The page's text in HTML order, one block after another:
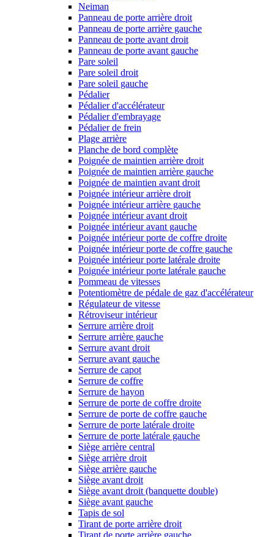
Neiman
Panneau de porte arrière droit
Panneau de porte arrière gauche
Panneau de porte avant droit
Panneau de porte avant gauche
Pare soleil
Pare soleil droit
Pare soleil gauche
Pédalier
Pédalier d'accélérateur
Pédalier d'embrayage
Pédalier de frein
Plage arrière
Planche de bord complète
Poignée de maintien arrière droit
Poignée de maintien arrière gauche
Poignée de maintien avant droit
Poignée intérieur arrière droit
Poignée intérieur arrière gauche
Poignée intérieur avant droit
Poignée intérieur avant gauche
Poignée intérieur porte de coffre droite
Poignée intérieur porte de coffre gauche
Poignée intérieur porte latérale droite
Poignée intérieur porte latérale gauche
Pommeau de vitesses
Potentiomètre de pédale de gaz d'accélérateur
Régulateur de vitesse
Rétroviseur intérieur
Serrure arrière droit
Serrure arrière gauche
Serrure avant droit
Serrure avant gauche
Serrure de capot
Serrure de coffre
Serrure de hayon
Serrure de porte de coffre droite
Serrure de porte de coffre gauche
Serrure de porte latérale droite
Serrure de porte latérale gauche
Siège arrière central
Siège arrière droit
Siège arrière gauche
Siège avant droit
Siège avant droit (banquette double)
Siège avant gauche
Tapis de sol
Tirant de porte arrière droit
Tirant de porte arrière gauche